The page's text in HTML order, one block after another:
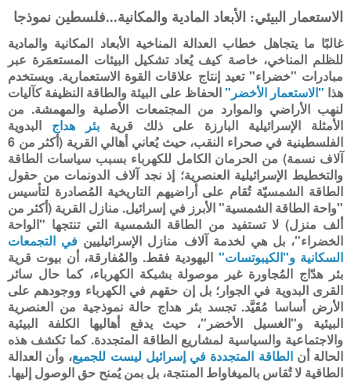
الاستعمار البيئي: الأبعاد المادية والمكانية...فلسطين نموذجا
غالبًا ما يتجاهل خطاب العدالة المناخية الأبعاد المكانية والمادية
للظلم المناخي، خاصة كيف يُعاد تشكيل البيئات المستعمَرة عبر
مبادرات "خضراء" تعيد إنتاج علاقات القوة الاستعمارية. ويستخدم
هذا "الاستعمار الأخضر"الحفاظ على البيئة والطاقة النظيفة كآليات
لنهب الأراضي والموارد من المجتمعات الأصلية والمهمشة. من
الأمثلة الإسرائيلية البارزة على ذلك قريةبئر هداج البدوية
الفلسطينية في صحراء النقب، حيث يُعاني أهالي القرية (أكثر من 6
آلاف نسمة) من الحرمان الكامل للكهرباء بسبب سياسات الطاقة
والتخطيط الإسرائيلية العنصرية؛ إذ نجد آلاف الدونمات من حقول
الطاقة الشمسيّة تُقام على أراضيهم التاريخية المُصادرة لتأسيس
"واحة الطاقة الشمسية" الأبرز في إسرائيل. منازل القرية (أكثر من
ألف منزل) لا تستفيد من الطاقة الشمسية التي تنتجها "الواحة
الخضراء"، بل هي لخدمة آلاف منازل الإسرائيليين في التجمعات
السكانية و"الكيبوتسات" اليهودية فقط. والمُفارقة، أن بيوت قرية
بئر هدّاج المُجاورة غير موصولة بشبكة الكهرباء، كما حال سائر
القرى البدوية في الجوار؛ بل إن حقهم في الكهرباء ووجودهم على
الأرض أساسا مُقَيَّد. تجسد بئر هداج حالة نموذجية من العنصرية
البيئية و"الغسيل الأخضر"، حيث يدفع أهاليها الكلفة البيئية
والاجتماعية والسياسية لمشاريع الطاقة المتجددة. كما تكشف هذه
الحالة أنالطاقة المتجددة في إسرائيل ليست للجميع، وأن العدالة
الطاقية لا تُقاس بالميغاواط المنتجة، بل بمن يُمنح حق الوصول إليها.